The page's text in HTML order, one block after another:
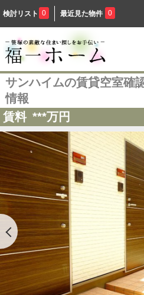
検討リスト 0 最近見た物件 0
サンハイムの賃貸空室確
情報
賃料 ***万円